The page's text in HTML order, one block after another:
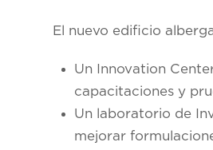
El nuevo edificio
Un Innovation
capacitaciones y
Un laboratorio de
mejorar